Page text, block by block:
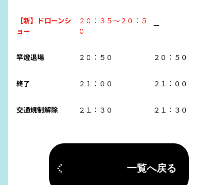
【新】ドローンシ
ョー
２０：３５～２０：５
０
ー
竿燈退場 ２０：５０ ２０：５０
終了 ２１：００ ２１：００
交通規制解除 ２１：３０ ２１：３０
一覧へ戻る